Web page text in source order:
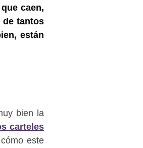
caen,
de tantos
están
bien la
carteles
este